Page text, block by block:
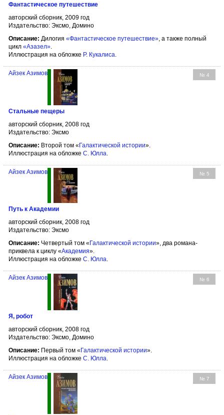
Фантастическое путешествие
авторский сборник, 2009 год
Издательство: Эксмо, Домино
Описание: Дилогия «Фантастическое путешествие» , а также полный
цикл «Азазел»
Иллюстрация на обложке Р. Кукалиса
№ 4
Айзек Азимов
Стальные пещеры
авторский сборник, 2008 год
Издательство: Эксмо
Описание: Второй том «Галактической истории».
Иллюстрация на обложке С. Юлла
№ 5
Айзек Азимов
Путь к Академии
авторский сборник, 2008 год
Издательство: Эксмо
Описание: Четвертый том « Галактической истории», два романа-
приквела к циклу «Академия».
Иллюстрация на обложке С. Юлла.
№ 6
Айзек Азимов
Я, робот
авторский сборник, 2008 год
Издательство: Эксмо, Домино
Описание: Первый том « Галактической истории».
Иллюстрация на обложке С. Юлла.
№ 7
Айзек Азимов